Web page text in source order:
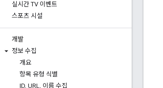
실시간 TV 이벤트
스포츠 시설
개발
정보 수집
개요
항목 유형 식별
ID, URL, 이름 수집